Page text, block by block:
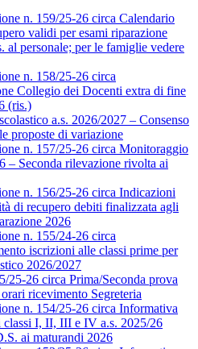
n. 159/25-26 circa Calendario
validi per esami riparazione
al personale; per le famiglie vedere
n. 158/25-26 circa
Collegio dei Docenti extra di fine
(ris.)
a.s. 2026/2027 – Consenso
proposte di variazione
n. 157/25-26 circa Monitoraggio
– Seconda rilevazione rivolta ai
n. 156/25-26 circa Indicazioni
di recupero debiti finalizzata agli
2026
n. 155/24-26 circa
iscrizioni alle classi prime per
2026/2027
25-26 circa Prima/Seconda prova
ricevimento Segreteria
n. 154/25-26 circa Informativa
classi I, II, III e IV a.s. 2025/26
ai maturandi 2026